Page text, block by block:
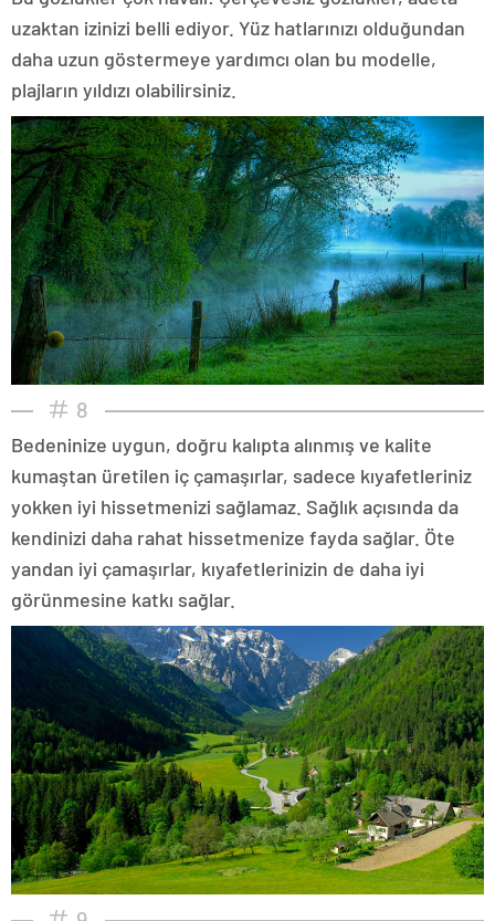
uzaktan izinizi belli ediyor. Yüz hatlarınızı olduğundan
daha uzun göstermeye yardımcı olan bu modelle,
plajların yıldızı olabilirsiniz.
8
Bedeninize uygun, doğru kalıpta alınmış ve kalite
kumaştan üretilen iç çamaşırlar, sadece kıyafetleriniz
yokken iyi hissetmenizi sağlamaz. Sağlık açısında da
kendinizi daha rahat hissetmenize fayda sağlar. Öte
yandan iyi çamaşırlar, kıyafetlerinizin de daha iyi
görünmesine katkı sağlar.